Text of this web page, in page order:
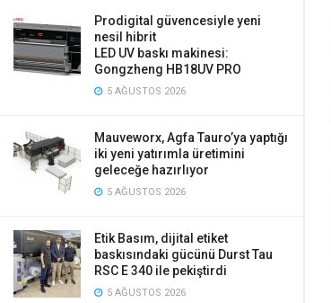
Prodigital güvencesiyle yeni
nesil hibrit
LED UV baskı makinesi:
Gongzheng HB18UV PRO
5 AĞUSTOS 2026
Mauveworx, Agfa Tauro’ya yaptığı
iki yeni yatırımla üretimini
geleceğe hazırlıyor
5 AĞUSTOS 2026
Etik Basım, dijital etiket
baskısındaki gücünü Durst Tau
RSC E 340 ile pekiştirdi
5 AĞUSTOS 2026